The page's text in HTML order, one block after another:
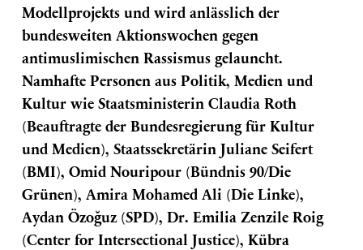
Modellprojekts und wird anlässlich der
bundesweiten Aktionswochen gegen
antimuslimischen Rassismus gelauncht.
Namhafte Personen aus Politik, Medien und
Kultur wie Staatsministerin Claudia Roth
(Beauftragte der Bundesregierung für Kultur
und Medien), Staatssekretärin Juliane Seifert
(BMI), Omid Nouripour (Bündnis 90/Die
Grünen), Amira Mohamed Ali (Die Linke),
Aydan Özoğuz (SPD), Dr. Emilia Zenzile Roig
(Center for Intersectional Justice), Kübra